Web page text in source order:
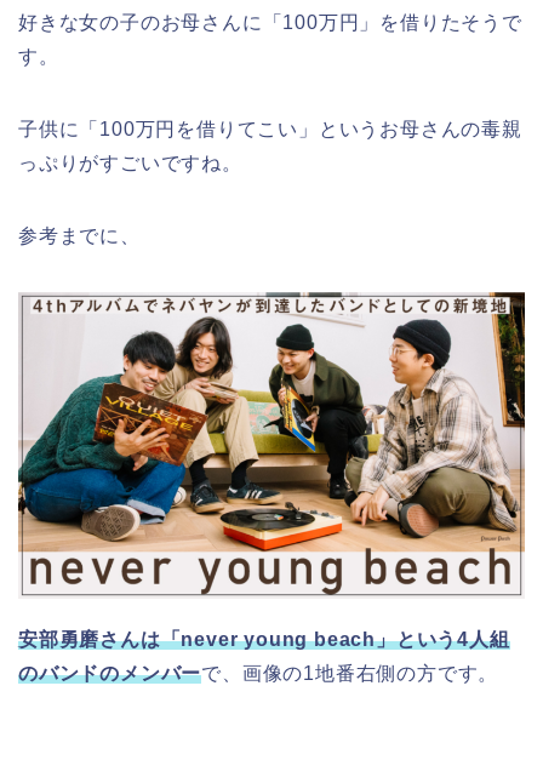
好きな女の子のお母さんに「100万円」を借りたそうで
す。
子供に「100万円を借りてこい」というお母さんの毒親
っぷりがすごいですね。
参考までに、
安部勇磨さんは「never young beach」という4人組
のバンドのメンバーで、画像の1地番右側の方です。